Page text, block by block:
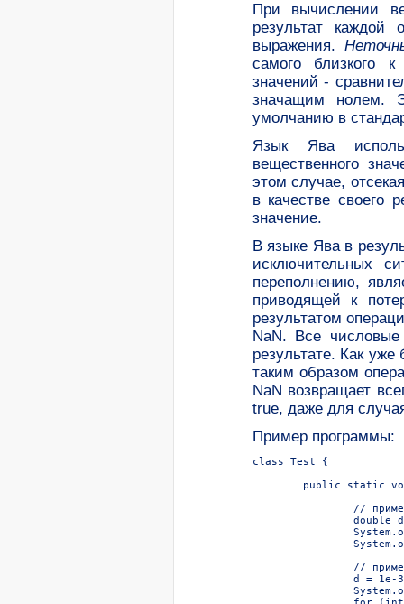
При вычислении
результат каждой
выражения.
самого близкого
значений -
значащим нолем.
умолчанию в
Язык Ява
вещественного
этом случае,
в качестве своего
значение.
В языке Ява в
исключительных
переполнению,
приводящей к
результатом
NaN. Все
результате. Как
таким образом
NaN возвращает
true, даже для
Пример программы:
class Test {